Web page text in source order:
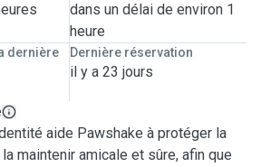
dans un délai de environ 1
heure
dernière
Dernière réservation
il y a 23 jours
aide Pawshake à protéger la
maintenir amicale et sûre, afin que